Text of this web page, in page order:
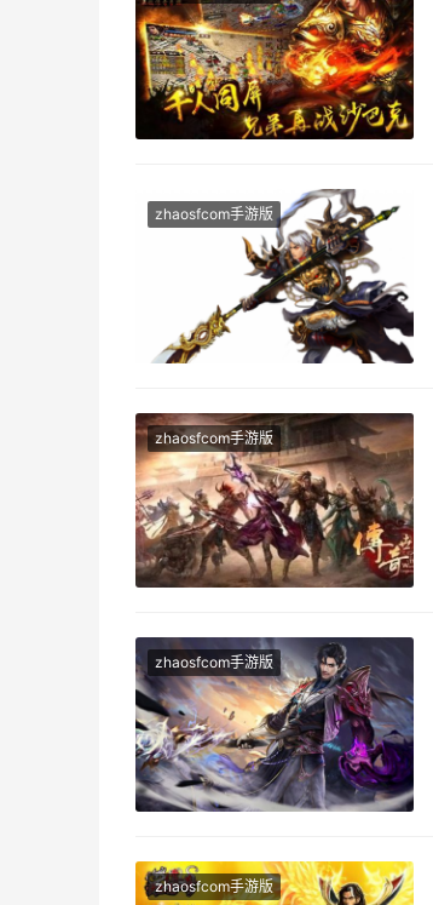
zhaosfcom手游版
zhaosfcom手游版
zhaosfcom手游版
zhaosfcom手游版